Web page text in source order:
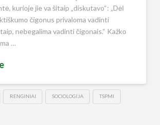
kurioje jie va šitaip „diskutavo“: „Dėl
čigonus privaloma vadinti
taip, nebegalima vadinti čigonais.“ Kažko
…
RENGINIAI SOCIOLOGIJA TSPMI